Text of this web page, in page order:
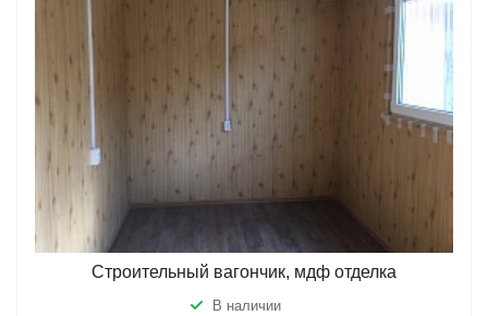
Строительный вагончик, мдф отделка
В наличии